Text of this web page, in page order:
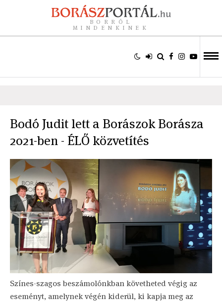
BORRÓL
MINDENKINEK
Bodó Judit lett a Borászok Borásza
2021-ben - ÉLŐ közvetítés
Színes-szagos beszámolónkban követheted végig az
eseményt, amelynek végén kiderül, ki kapja meg az